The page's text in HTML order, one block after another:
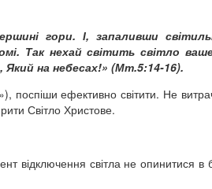
гори. І, запаливши
Так нехай світить світло
на небесах!» (Мт.5:14-16).
поспіши ефективно світити. Не
Світло Христове.
відключення світла не опинитися в